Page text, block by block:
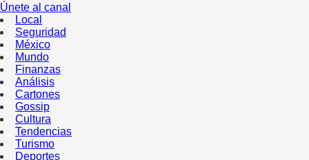
Únete al canal
Local
Seguridad
México
Mundo
Finanzas
Análisis
Cartones
Gossip
Cultura
Tendencias
Turismo
Deportes